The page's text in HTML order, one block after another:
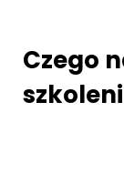
Czego